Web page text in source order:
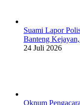
Suami Lapor
Banteng
24 Juli 2026
Oknum